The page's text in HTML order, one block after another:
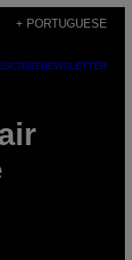
+ PORTUGUESE
NEWSLETTER